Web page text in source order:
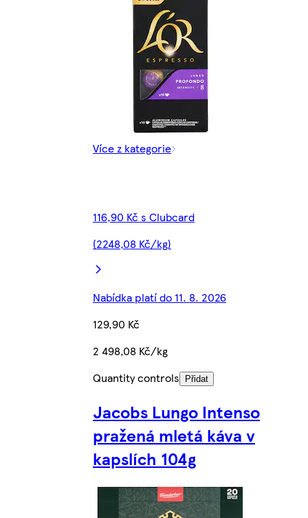
Více z kategorie
116,90 Kč s Clubcard
(2248,08 Kč/kg)
Nabídka platí do 11. 8. 2026
129,90 Kč
2 498,08 Kč/kg
Quantity controls
Přidat
Jacobs Lungo Intenso
pražená mletá káva v
kapslích 104g